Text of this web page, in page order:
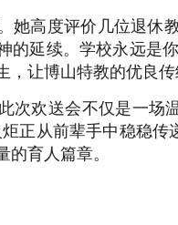
她高度评价几位退休
的延续。学校永远是
，让博山特教的优良
次欢送会不仅是一场
炬正从前辈手中稳稳
育人篇章。